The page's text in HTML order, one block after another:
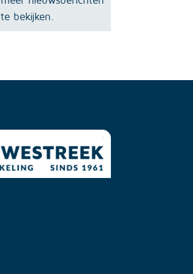
te bekijken.